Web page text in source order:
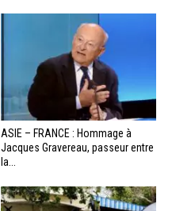
ASIE – FRANCE : Hommage à
Jacques Gravereau, passeur entre
la...